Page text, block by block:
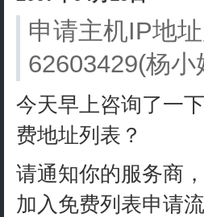
申请主机IP地
62603429(杨小
今天早上咨询了一下
费地址列表？
请通知你的服务商
加入免费列表申请流